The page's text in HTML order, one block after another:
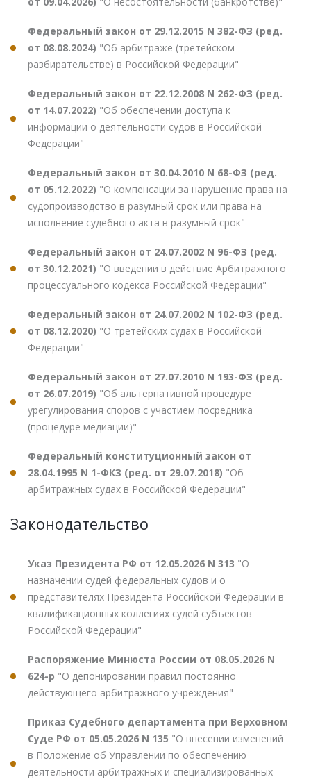
Федеральный закон от 29.12.2015 N 382-ФЗ (ред.
от 08.08.2024) "Об арбитраже (третейском
разбирательстве) в Российской Федерации"
Федеральный закон от 22.12.2008 N 262-ФЗ (ред.
от 14.07.2022) "Об обеспечении доступа к
информации о деятельности судов в Российской
Федерации"
Федеральный закон от 30.04.2010 N 68-ФЗ (ред.
от 05.12.2022) "О компенсации за нарушение права на
судопроизводство в разумный срок или права на
исполнение судебного акта в разумный срок"
Федеральный закон от 24.07.2002 N 96-ФЗ (ред.
от 30.12.2021) "О введении в действие Арбитражного
процессуального кодекса Российской Федерации"
Федеральный закон от 24.07.2002 N 102-ФЗ (ред.
от 08.12.2020) "О третейских судах в Российской
Федерации"
Федеральный закон от 27.07.2010 N 193-ФЗ (ред.
от 26.07.2019) "Об альтернативной процедуре
урегулирования споров с участием посредника
(процедуре медиации)"
Федеральный конституционный закон от
28.04.1995 N 1-ФКЗ (ред. от 29.07.2018) "Об
арбитражных судах в Российской Федерации"
Законодательство
Указ Президента РФ от 12.05.2026 N 313 "О
назначении судей федеральных судов и о
представителях Президента Российской Федерации в
квалификационных коллегиях судей субъектов
Российской Федерации"
Распоряжение Минюста России от 08.05.2026 N
624-р "О депонировании правил постоянно
действующего арбитражного учреждения"
Приказ Судебного департамента при Верховном
Суде РФ от 05.05.2026 N 135 "О внесении изменений
в Положение об Управлении по обеспечению
деятельности арбитражных и специализированных